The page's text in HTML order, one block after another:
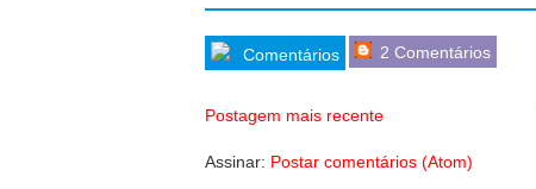
Comentários 2 Comentários
Postagem mais recente
Assinar: Postar comentários (Atom)